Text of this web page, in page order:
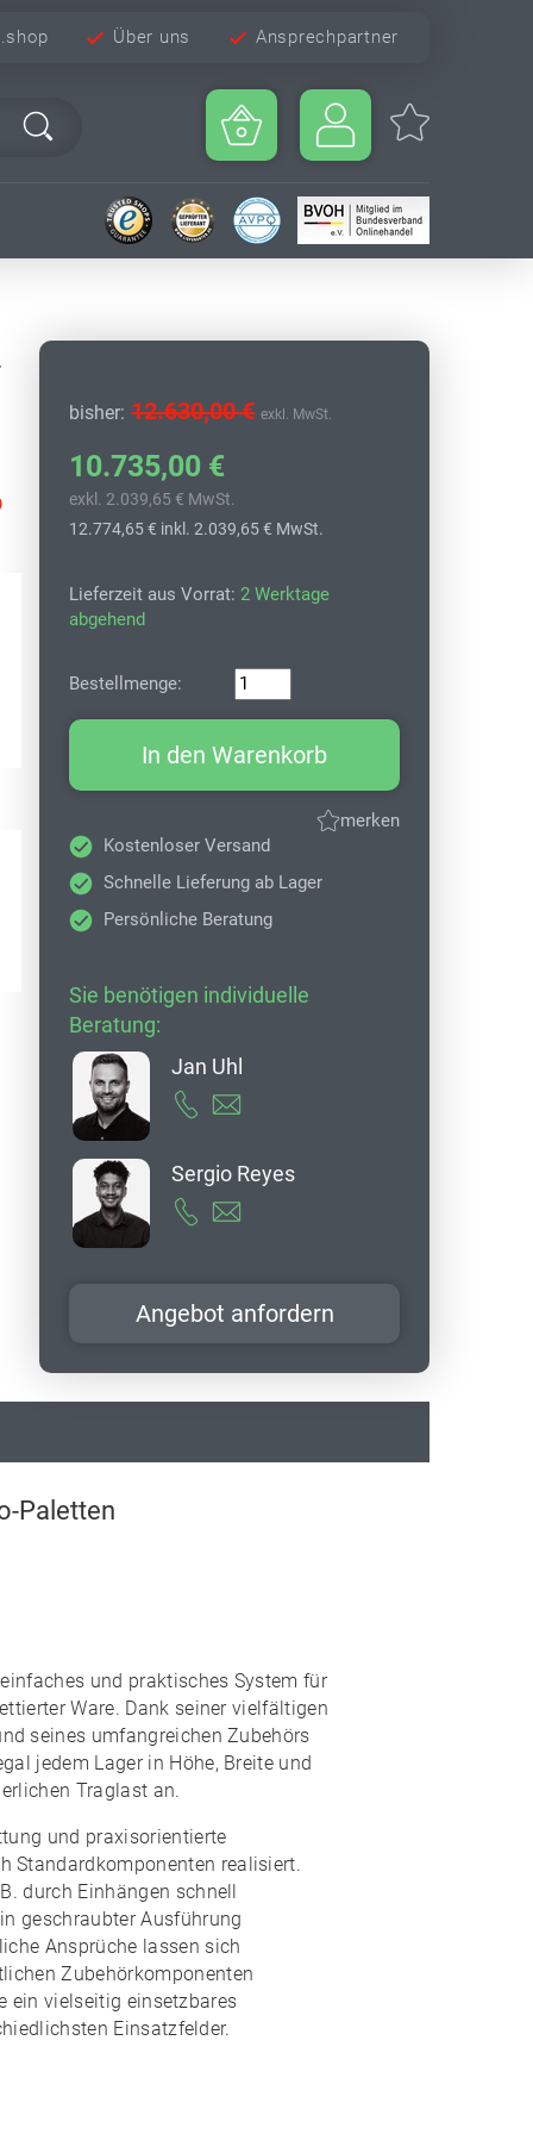
Über uns Ansprechpartner
bisher: 12.630,00 € exkl. MwSt.
10.735,00 €
exkl. 2.039,65 € MwSt.
12.774,65 € inkl. 2.039,65 € MwSt.
Lieferzeit aus Vorrat: 2 Werktage
abgehend
Bestellmenge:
In den Warenkorb
merken
Kostenloser Versand
Schnelle Lieferung ab Lager
Persönliche Beratung
Sie benötigen individuelle
Beratung:
Jan Uhl
Sergio Reyes
Angebot anfordern
Paletten
und praktisches System für
Ware. Dank seiner vielfältigen
seines umfangreichen Zubehörs
jedem Lager in Höhe, Breite und
Traglast an.
und praxisorientierte
Standardkomponenten realisiert.
durch Einhängen schnell
geschraubter Ausführung
Ansprüche lassen sich
Zubehörkomponenten
einvielseitig einsetzbares
Einsatzfelder.